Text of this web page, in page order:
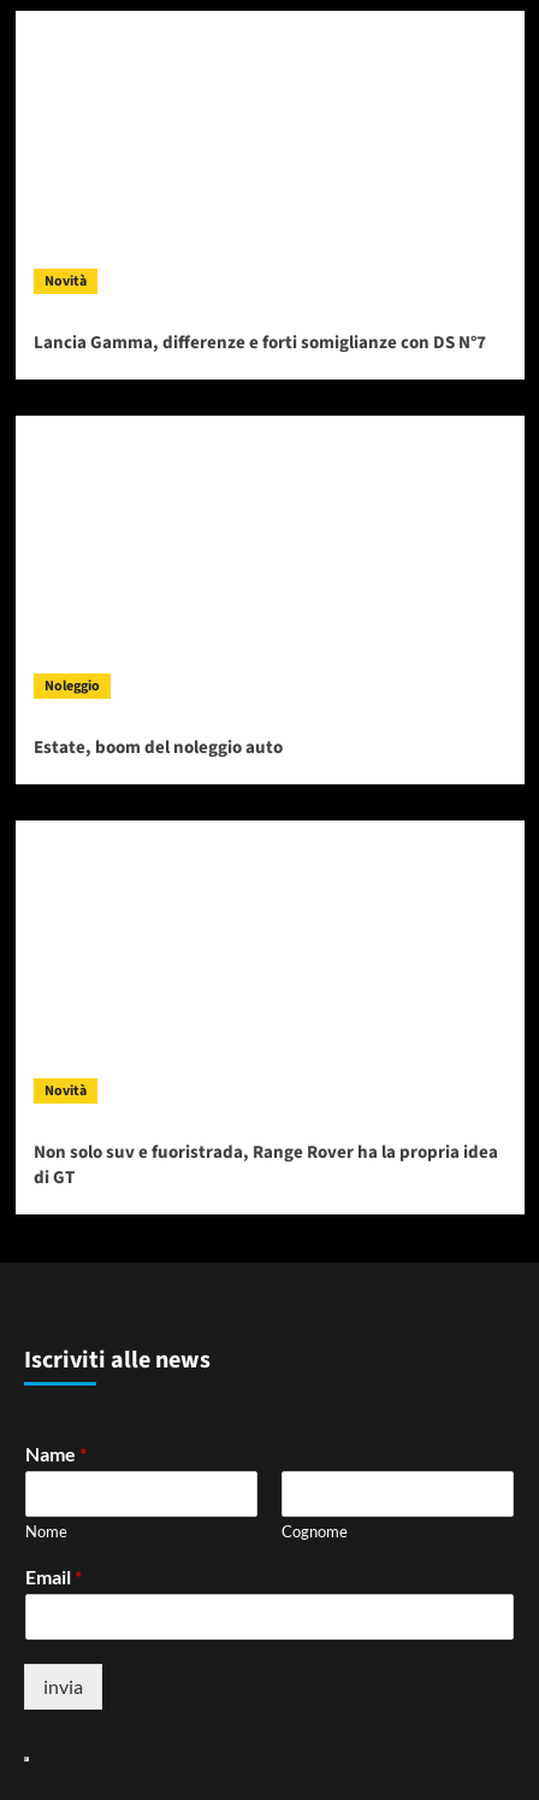
Novità
Lancia Gamma, differenze e forti somiglianze con DS N°7
Noleggio
Estate, boom del noleggio auto
Novità
Non solo suv e fuoristrada, Range Rover ha la propria idea
di GT
Iscriviti alle news
Name *
Nome Cognome
Email *
invia